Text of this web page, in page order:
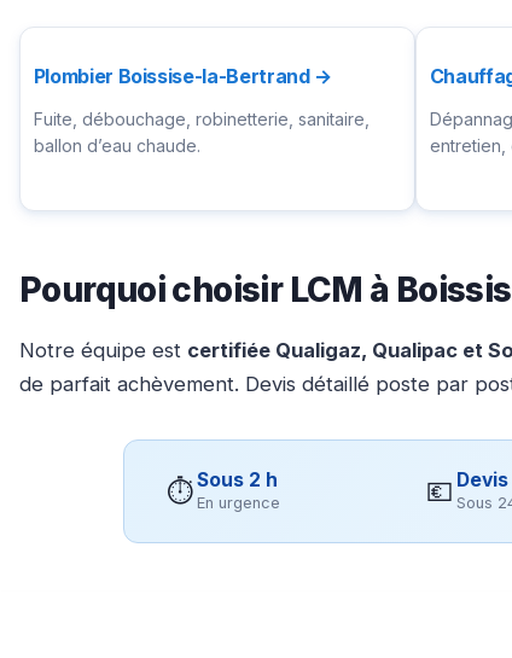
Plombier Boissise-la-Bertrand →
Fuite, débouchage, robinetterie, sanitaire,
ballon d’eau chaude.
entretien,
Pourquoi choisir LCM à
Notre équipe est certifiée Qualigaz, Qualipac et
de parfait achèvement. Devis détaillé poste par
⏱Sous 2 h
En urgence 💶 Sous